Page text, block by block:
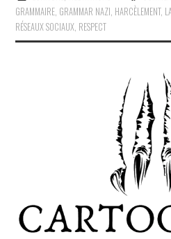
GRAMMAIRE, GRAMMAR NAZI, HARCÈLEMENT,
RÉSEAUX SOCIAUX, RESPECT